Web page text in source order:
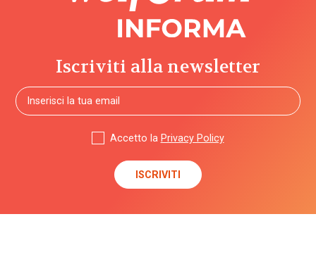
Iscriviti alla newsletter
Accetto la Privacy Policy